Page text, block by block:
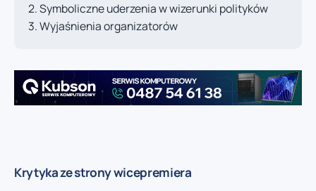
Symboliczne uderzenia w wizerunki polityków
Wyjaśnienia organizatorów
Krytyka ze strony wicepremiera